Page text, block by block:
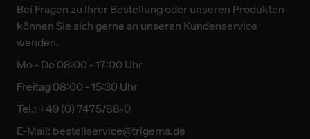
Bei Fragen zu Ihrer Bestellung oder unseren Produkten
können Sie sich gerne an unseren Kundenservice
wenden.
Mo - Do 08:00 - 17:00 Uhr
Freitag 08:00 - 15:30 Uhr
Tel.: +49 (0) 7475/88-0
E-Mail: bestellservice@trigema.de